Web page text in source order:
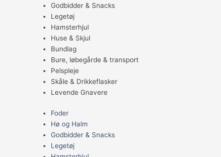
Godbidder & Snacks
Legetøj
Hamsterhjul
Huse & Skjul
Bundlag
Bure, løbegårde & transport
Pelspleje
Skåle & Drikkeflasker
Levende Gnavere
Foder
Hø og Halm
Godbidder & Snacks
Legetøj